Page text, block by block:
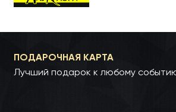
ПОДАРОЧНАЯ КАРТА
Лучший подарок к любому